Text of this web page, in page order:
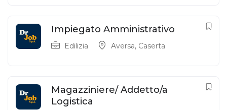
Impiegato Amministrativo
Edilizia Aversa, Caserta
Magazziniere/ Addetto/a
Logistica